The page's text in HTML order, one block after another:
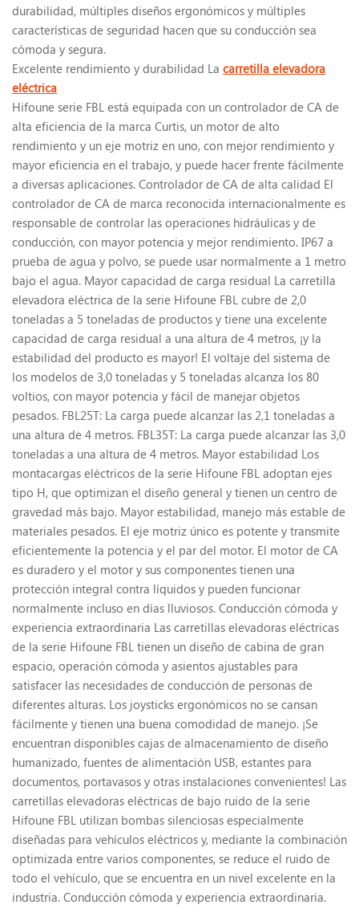
durabilidad, múltiples diseños ergonómicos y múltiples
características de seguridad hacen que su conducción sea
cómoda y segura.
Excelente rendimiento y durabilidad La carretilla elevadora
eléctrica
Hifoune serie FBL está equipada con un controlador de CA de
alta eficiencia de la marca Curtis, un motor de alto
rendimiento y un eje motriz en uno, con mejor rendimiento y
mayor eficiencia en el trabajo, y puede hacer frente fácilmente
a diversas aplicaciones. Controlador de CA de alta calidad El
controlador de CA de marca reconocida internacionalmente es
responsable de controlar las operaciones hidráulicas y de
conducción, con mayor potencia y mejor rendimiento. IP67 a
prueba de agua y polvo, se puede usar normalmente a 1 metro
bajo el agua. Mayor capacidad de carga residual La carretilla
elevadora eléctrica de la serie Hifoune FBL cubre de 2,0
toneladas a 5 toneladas de productos y tiene una excelente
capacidad de carga residual a una altura de 4 metros, ¡y la
estabilidad del producto es mayor! El voltaje del sistema de
los modelos de 3,0 toneladas y 5 toneladas alcanza los 80
voltios, con mayor potencia y fácil de manejar objetos
pesados. FBL25T: La carga puede alcanzar las 2,1 toneladas a
una altura de 4 metros. FBL35T: La carga puede alcanzar las 3,0
toneladas a una altura de 4 metros. Mayor estabilidad Los
montacargas eléctricos de la serie Hifoune FBL adoptan ejes
tipo H, que optimizan el diseño general y tienen un centro de
gravedad más bajo. Mayor estabilidad, manejo más estable de
materiales pesados. El eje motriz único es potente y transmite
eficientemente la potencia y el par del motor. El motor de CA
es duradero y el motor y sus componentes tienen una
protección integral contra líquidos y pueden funcionar
normalmente incluso en días lluviosos. Conducción cómoda y
experiencia extraordinaria Las carretillas elevadoras eléctricas
de la serie Hifoune FBL tienen un diseño de cabina de gran
espacio, operación cómoda y asientos ajustables para
satisfacer las necesidades de conducción de personas de
diferentes alturas. Los joysticks ergonómicos no se cansan
fácilmente y tienen una buena comodidad de manejo. ¡Se
encuentran disponibles cajas de almacenamiento de diseño
humanizado, fuentes de alimentación USB, estantes para
documentos, portavasos y otras instalaciones convenientes! Las
carretillas elevadoras eléctricas de bajo ruido de la serie
Hifoune FBL utilizan bombas silenciosas especialmente
diseñadas para vehículos eléctricos y, mediante la combinación
optimizada entre varios componentes, se reduce el ruido de
todo el vehículo, que se encuentra en un nivel excelente en la
industria. Conducción cómoda y experiencia extraordinaria.